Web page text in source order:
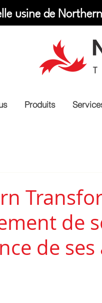
usine de
Produits
de
de